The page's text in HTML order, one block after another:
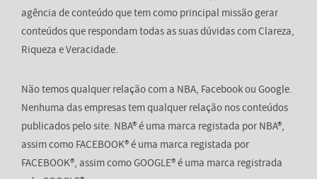
agência de conteúdo que tem como principal missão gerar
conteúdos que respondam todas as suas dúvidas com Clareza,
Riqueza e Veracidade.
Não temos qualquer relação com a NBA, Facebook ou Google.
Nenhuma das empresas tem qualquer relação nos conteúdos
publicados pelo site. NBA® é uma marca registada por NBA®,
assim como FACEBOOK® é uma marca registada por
FACEBOOK®, assim como GOOGLE® é uma marca registrada